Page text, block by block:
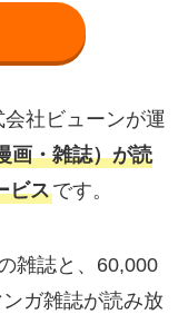
社ビューンが運
画・雑誌）が読
ビスです。
雑誌と、60,000
ガ雑誌が読み放